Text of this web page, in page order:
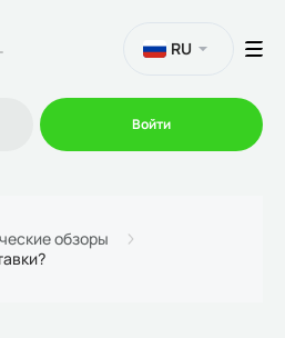
RU
Войти
обзоры